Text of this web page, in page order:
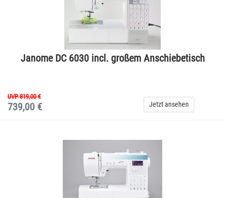
Janome DC 6030 incl. großem Anschiebetisch
UVP 819,00 €
739,00 € Jetzt ansehen